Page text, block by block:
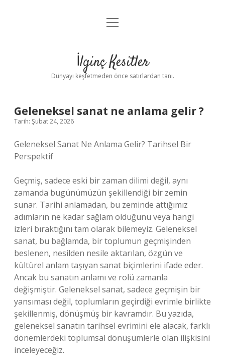
Anasayfa
Yasal Uyarı
menüyü
İlginç Kesitler
Dünyayı keşfetmeden önce satırlardan tanı.
Geleneksel sanat ne anlama gelir ?
Tarih: Şubat 24, 2026
Geleneksel Sanat Ne Anlama Gelir? Tarihsel Bir
Perspektif
Geçmiş, sadece eski bir zaman dilimi değil, aynı
zamanda bugünümüzün şekillendiği bir zemin
sunar. Tarihi anlamadan, bu zeminde attığımız
adımların ne kadar sağlam olduğunu veya hangi
izleri bıraktığını tam olarak bilemeyiz. Geleneksel
sanat, bu bağlamda, bir toplumun geçmişinden
beslenen, nesilden nesile aktarılan, özgün ve
kültürel anlam taşıyan sanat biçimlerini ifade eder.
Ancak bu sanatın anlamı ve rolü zamanla
değişmiştir. Geleneksel sanat, sadece geçmişin bir
yansıması değil, toplumların geçirdiği evrimle birlikte
şekillenmiş, dönüşmüş bir kavramdır. Bu yazıda,
geleneksel sanatın tarihsel evrimini ele alacak, farklı
dönemlerdeki toplumsal dönüşümlerle olan ilişkisini
inceleyeceğiz.